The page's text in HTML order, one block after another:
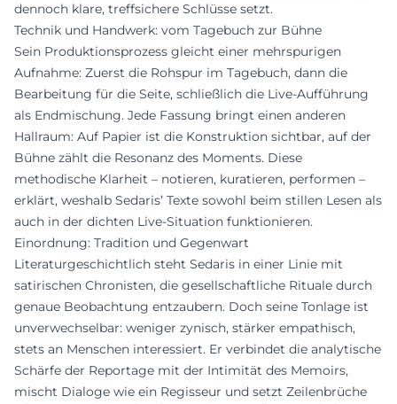
dennoch klare, treffsichere Schlüsse setzt.
Technik und Handwerk: vom Tagebuch zur Bühne
Sein Produktionsprozess gleicht einer mehrspurigen
Aufnahme: Zuerst die Rohspur im Tagebuch, dann die
Bearbeitung für die Seite, schließlich die Live-Aufführung
als Endmischung. Jede Fassung bringt einen anderen
Hallraum: Auf Papier ist die Konstruktion sichtbar, auf der
Bühne zählt die Resonanz des Moments. Diese
methodische Klarheit – notieren, kuratieren, performen –
erklärt, weshalb Sedaris’ Texte sowohl beim stillen Lesen als
auch in der dichten Live-Situation funktionieren.
Einordnung: Tradition und Gegenwart
Literaturgeschichtlich steht Sedaris in einer Linie mit
satirischen Chronisten, die gesellschaftliche Rituale durch
genaue Beobachtung entzaubern. Doch seine Tonlage ist
unverwechselbar: weniger zynisch, stärker empathisch,
stets an Menschen interessiert. Er verbindet die analytische
Schärfe der Reportage mit der Intimität des Memoirs,
mischt Dialoge wie ein Regisseur und setzt Zeilenbrüche